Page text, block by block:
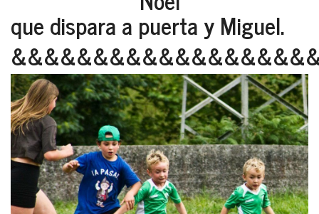
que dispara a puerta y Miguel.